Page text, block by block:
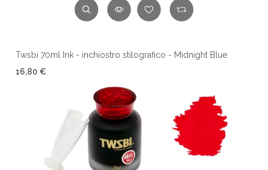
Twsbi 70ml Ink - inchiostro stilografico - Midnight Blue
16,80 €